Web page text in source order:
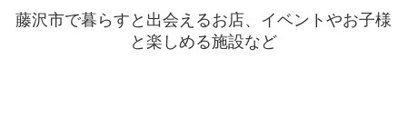
藤沢市で暮らすと出会えるお店、イベントやお子様
と楽しめる施設など